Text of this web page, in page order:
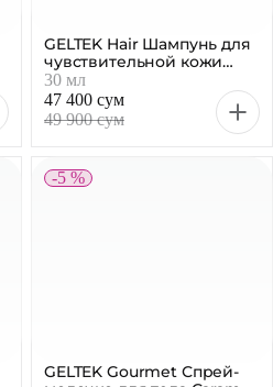
GELTEK Hair Шампунь для
чувствительной кожи
головы, 30 мл
30 мл
47 400 сум
49 900 сум
-5 %
GELTEK Gourmet Спрей-